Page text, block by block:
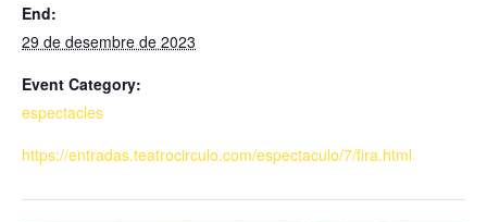
End:
29 de desembre de 2023
Event Category:
espectacles
https://entradas.teatrocirculo.com/espectaculo/7/fira.html